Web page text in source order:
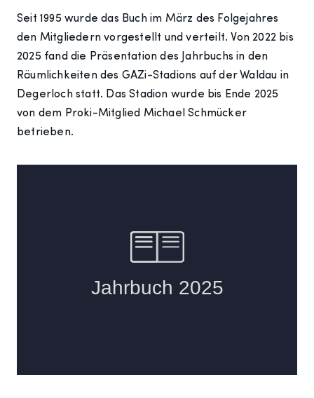
Seit 1995 wurde das Buch im März des Folgejahres
den Mitgliedern vorgestellt und verteilt. Von 2022 bis
2025 fand die Präsentation des Jahrbuchs in den
Räumlichkeiten des GAZi-Stadions auf der Waldau in
Degerloch statt. Das Stadion wurde bis Ende 2025
von dem Proki-Mitglied Michael Schmücker
betrieben.